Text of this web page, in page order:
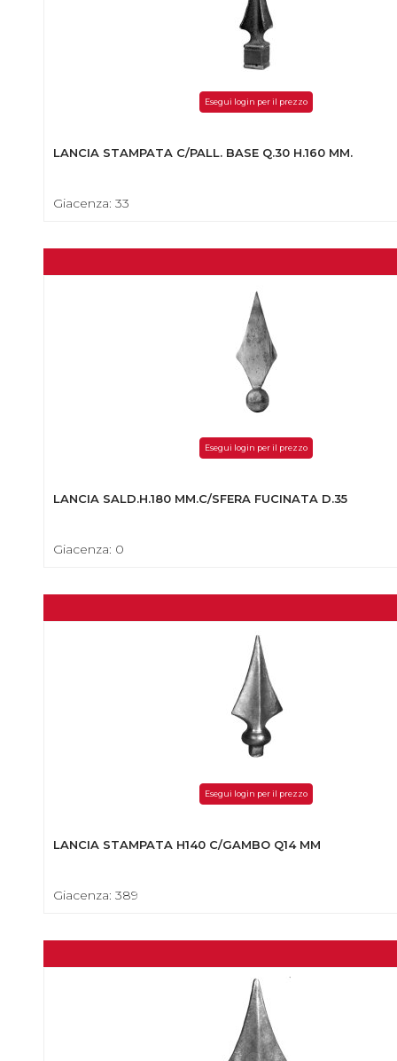
Esegui login per il prezzo
LANCIA STAMPATA C/PALL. BASE Q.30 H.160 MM.
Giacenza: 33
Esegui login per il prezzo
LANCIA SALD.H.180 MM.C/SFERA FUCINATA D.35
Giacenza: 0
Esegui login per il prezzo
LANCIA STAMPATA H140 C/GAMBO Q14 MM
Giacenza: 389